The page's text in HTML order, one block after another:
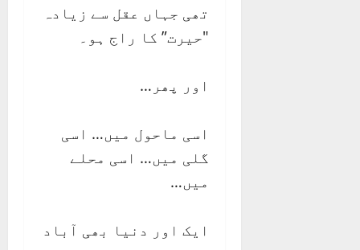
تھی جہاں عقل سے زیادہ
"حیرت” کا راج ہو۔
اور پھر…
اسی ماحول میں… اسی
گلی میں… اسی محلے
میں…
ایک اور دنیا بھی آباد